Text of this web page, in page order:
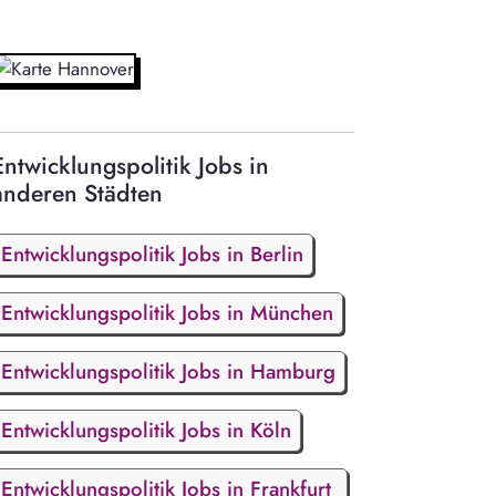
Jobs in
Städten
Entwicklungspolitik Jobs in Berlin
Entwicklungspolitik Jobs in München
Entwicklungspolitik Jobs in Hamburg
Entwicklungspolitik Jobs in Köln
Entwicklungspolitik Jobs in Frankfurt